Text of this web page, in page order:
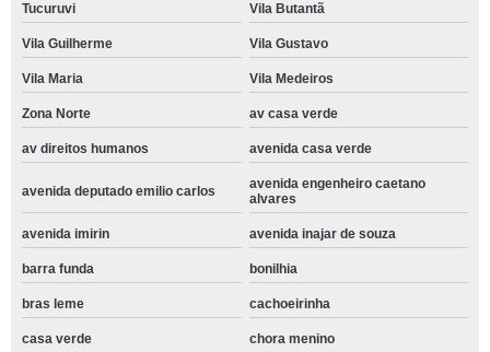
Tucuruvi Vila Butantã
Vila Guilherme Vila Gustavo
Vila Maria Vila Medeiros
Zona Norte av casa verde
av direitos humanos avenida casa verde
avenida deputado emilio carlos
avenida engenheiro caetano
alvares
avenida imirin avenida inajar de souza
barra funda bonilhia
bras leme cachoeirinha
casa verde chora menino